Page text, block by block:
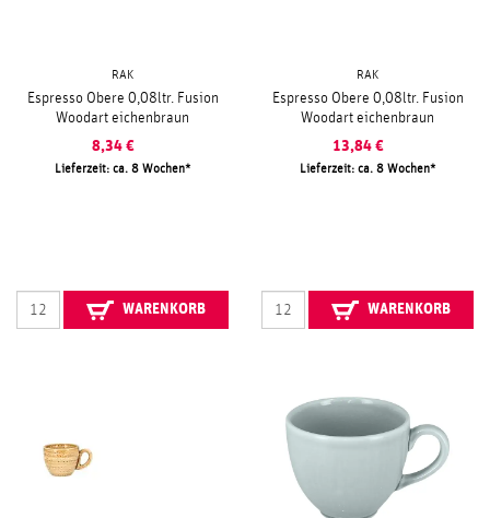
RAK
Espresso Obere 0,08ltr. Fusion
Woodart eichenbraun
8,34 €
Lieferzeit: ca. 8 Wochen
WARENKORB
RAK
Espresso Obere 0,08ltr. Fusion
Woodart eichenbraun
13,84 €
Lieferzeit: ca. 8 Wochen
WARENKORB